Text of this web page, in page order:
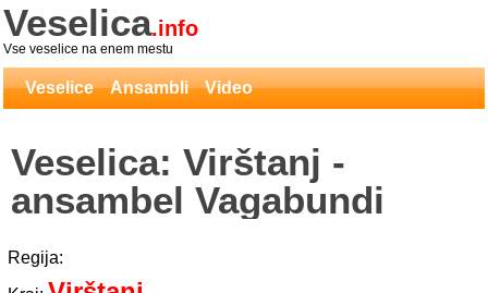
Veselica.info
Vse veselice na enem mestu
Veselice Ansambli Video
Veselica: Virštanj -
ansambel Vagabundi
Regija: